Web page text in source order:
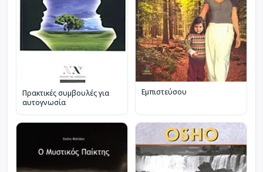
Πρακτικές συμβουλές για
αυτογνωσία
Εμπιστεύσου